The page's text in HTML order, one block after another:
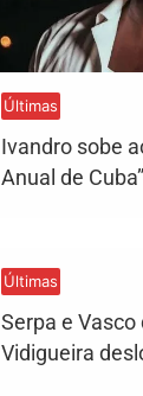
Últimas
Ivandro sobe
Anual de Cuba”
Últimas
Serpa e Vasco
Vidigueira